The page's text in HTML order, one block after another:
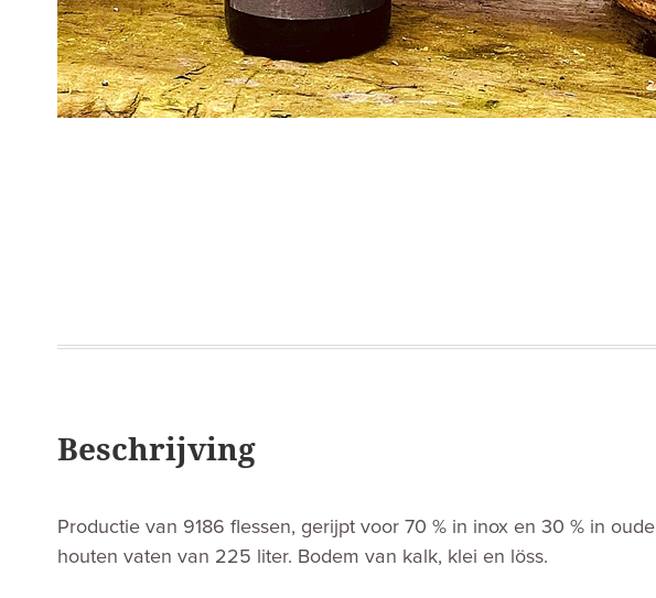
Beschrijving
Productie van 9186 flessen, gerijpt voor 70 % in inox en 30 % in oude
houten vaten van 225 liter. Bodem van kalk, klei en löss.